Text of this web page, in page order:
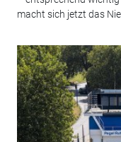
macht sich jetzt das